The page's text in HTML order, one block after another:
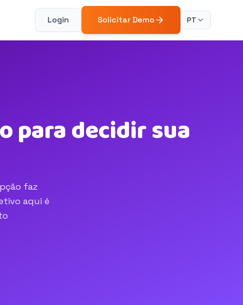
Login Solicitar Demo PT
para decidir sua
faz
aqui é